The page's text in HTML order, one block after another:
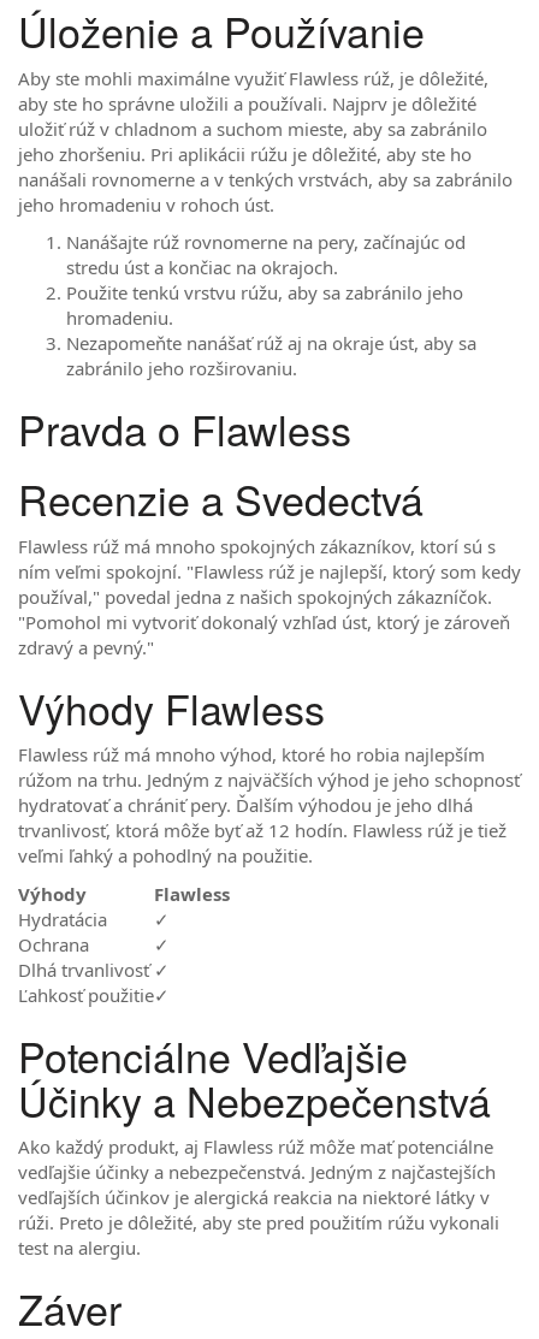
Úloženie a Používanie
Aby ste mohli maximálne využiť Flawless rúž, je dôležité,
aby ste ho správne uložili a používali. Najprv je dôležité
uložiť rúž v chladnom a suchom mieste, aby sa zabránilo
jeho zhoršeniu. Pri aplikácii rúžu je dôležité, aby ste ho
nanášali rovnomerne a v tenkých vrstvách, aby sa zabránilo
jeho hromadeniu v rohoch úst.
Nanášajte rúž rovnomerne na pery, začínajúc od
stredu úst a končiac na okrajoch.
Použite tenkú vrstvu rúžu, aby sa zabránilo jeho
hromadeniu.
Nezapomeňte nanášať rúž aj na okraje úst, aby sa
zabránilo jeho rozširovaniu.
Pravda o Flawless
Recenzie a Svedectvá
Flawless rúž má mnoho spokojných zákazníkov, ktorí sú s
ním veľmi spokojní. "Flawless rúž je najlepší, ktorý som kedy
používal," povedal jedna z našich spokojných zákazníčok.
"Pomohol mi vytvoriť dokonalý vzhľad úst, ktorý je zároveň
zdravý a pevný."
Výhody Flawless
Flawless rúž má mnoho výhod, ktoré ho robia najlepším
rúžom na trhu. Jedným z najväčších výhod je jeho schopnosť
hydratovať a chrániť pery. Ďalším výhodou je jeho dlhá
trvanlivosť, ktorá môže byť až 12 hodín. Flawless rúž je tiež
veľmi ľahký a pohodlný na použitie.
Výhody
Flawless
Hydratácia
✓
Ochrana
✓
Dlhá trvanlivosť ✓
Ľahkosť použitie✓
Potenciálne Vedľajšie
Účinky a Nebezpečenstvá
Ako každý produkt, aj Flawless rúž môže mať potenciálne
vedľajšie účinky a nebezpečenstvá. Jedným z najčastejších
vedľajších účinkov je alergická reakcia na niektoré látky v
rúži. Preto je dôležité, aby ste pred použitím rúžu vykonali
test na alergiu.
Záver